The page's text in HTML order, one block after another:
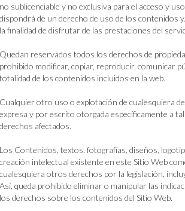
no sublicenciable y no exclusiva para el acceso y
dispondrá de un derecho de uso de los contenidos
la finalidad de disfrutar de las prestaciones del
Quedan reservados todos los derechos de
prohibido modificar, copiar, reproducir, comunicar
totalidad de los contenidos incluidos en la web.
Cualquier otro uso o explotación de cualesquiera
expresa y por escrito otorgada específicamente a
derechos afectados.
Los Contenidos, textos, fotografías, diseños,
creación intelectual existente en este Sitio Web
cualesquiera otros derechos por la legislación,
Así, queda prohibido eliminar o manipular las
los derechos sobre los contenidos del Sitio Web.